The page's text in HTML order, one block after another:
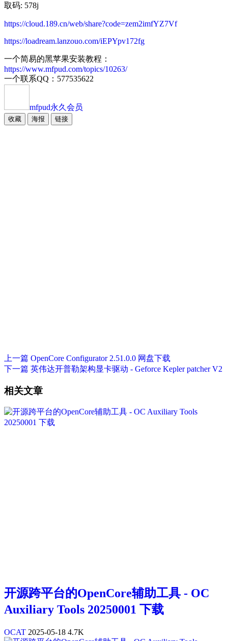
取码: 578j
https://cloud.189.cn/web/share?code=zem2imfYZ7Vf
https://loadream.lanzouo.com/iEPYpv172fg
一个简易的黑苹果安装教程：
https://www.mfpud.com/topics/10263/
一个联系QQ：577535622
mfpud永久会员
收藏 海报 链接
上一篇 OpenCore Configurator 2.51.0.0 网盘下载
下一篇 英伟达开普勒架构显卡驱动 - Geforce Kepler patcher V2
相关文章
开源跨平台的OpenCore辅助工具 - OC
Auxiliary Tools 20250001 下载
OCAT 2025-05-18 4.7K